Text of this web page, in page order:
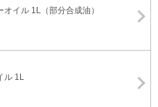
イル 1L（部分合成油）
ル 1L